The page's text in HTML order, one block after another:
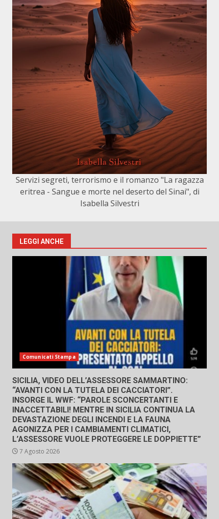
Servizi segreti, terrorismo e il romanzo "La ragazza
eritrea - Sangue e morte nel deserto del Sinai", di
Isabella Silvestri
LEGGI ANCHE
Comunicati Stampa
SICILIA, VIDEO DELL’ASSESSORE SAMMARTINO:
“AVANTI CON LA TUTELA DEI CACCIATORI”.
INSORGE IL WWF: “PAROLE SCONCERTANTI E
INACCETTABILI! MENTRE IN SICILIA CONTINUA LA
DEVASTAZIONE DEGLI INCENDI E LA FAUNA
AGONIZZA PER I CAMBIAMENTI CLIMATICI,
L’ASSESSORE VUOLE PROTEGGERE LE DOPPIETTE”
7 Agosto 2026